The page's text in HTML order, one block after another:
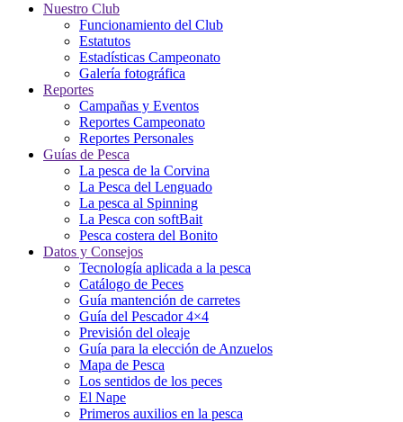
Nuestro Club
Funcionamiento del Club
Estatutos
Estadísticas Campeonato
Galería fotográfica
Reportes
Campañas y Eventos
Reportes Campeonato
Reportes Personales
Guías de Pesca
La pesca de la Corvina
La Pesca del Lenguado
La pesca al Spinning
La Pesca con softBait
Pesca costera del Bonito
Datos y Consejos
Tecnología aplicada a la pesca
Catálogo de Peces
Guía mantención de carretes
Guía del Pescador 4×4
Previsión del oleaje
Guía para la elección de Anzuelos
Mapa de Pesca
Los sentidos de los peces
El Nape
Primeros auxilios en la pesca